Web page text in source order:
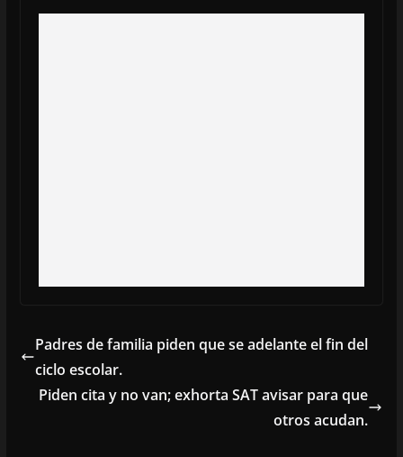
Padres de familia piden que se adelante el fin del
ciclo escolar.
Piden cita y no van; exhorta SAT avisar para que
otros acudan.